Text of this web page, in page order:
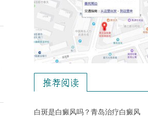
白斑是白癜风吗？青岛治疗白癜风